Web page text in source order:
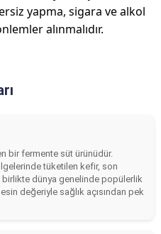
yapma, sigara ve alkol
alınmalıdır.
bir fermente süt ürünüdür.
tüketilen kefir, son
birlikte dünya genelinde popülerlik
değeriyle sağlık açısından pek